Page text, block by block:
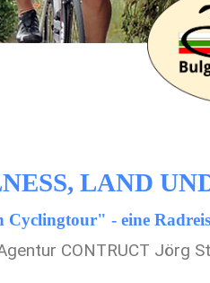
LAND
- eine
CONTRUCT Jörg